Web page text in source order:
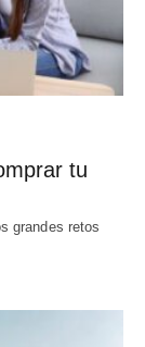
tu
grandes retos